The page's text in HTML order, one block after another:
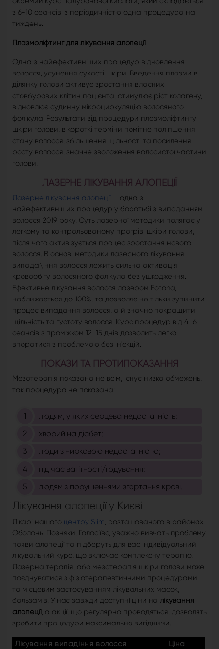
з 6-10 сеансів із періодичністю одна процедура на
тиждень.
Плазмоліфтинг для лікування алопеції
Одна з найефективніших процедур відновлення
волосся, усунення сухості шкіри. Введення плазми в
ділянку голови активує зростання власних
стовбурових клітин пацієнта, стимулює ріст колагену,
відновлює судинну мікроциркуляцію волосяного
фолікула. Результати від процедури плазмоліфтингу
шкіри голови, в короткі терміни помітне поліпшення
стану волосся, збільшення щільності та посилення
росту волосся, значне зволоження волосистої частини
голови.
ЛАЗЕРНЕ ЛІКУВАННЯ АЛОПЕЦІЇ
Лазерне лікування алопеції – одна з
найефективніших процедур у боротьбі з випаданням
волосся 2019 року. Суть лазерної методики полягає у
легкому та контрольованому прогріві шкіри голови,
після чого активізується процес зростання нового
волосся. В основі методики лазерного лікування
випада\іння волосся лежить сильна активація
кровообігу волосяного фолікула без ушкодження.
Ефективне лікування волосся лазером Fotona,
наближається до 100%, та дозволяє не тільки зупинити
процес випадання волосся, а й значно покращити
щільність та густоту волосся. Курс процедур від 4-6
сеансів з проміжком 12-15 днів дозволить легко
впоратися з проблемою без ін'єкцій.
ПОКАЗИ ТА ПРОТИПОКАЗАННЯ
Мезотерапія показана не всім, існує низка обмежень,
так процедура не показана:
людям, у яких серцева недостатність;
хворий на діабет;
люди з нирковою недостатністю;
під час вагітності/годування;
людям з порушеннями згортання крові.
Лікування алопеції у Києві
Лікарі нашого центру Slim, розташованого в районах
Оболонь, Позняки, Голосіїво, уважно вивчать проблему
появи алопеції та підберуть для вас індивідуальний
лікувальний курс, що включає комплексну терапію.
Лазерна терапія, або мезотерапія шкіри голови може
поєднуватися з фізіотерапевтичними процедурами
та місцевим застосуванням лікувальних масок,
бальзамів. У нас завжди доступні ціни на лікування
алопеції, а акції, що регулярно проводяться, дозволять
зробити процедури максимально вигідними.
Лікування випадіння волосся
Ціна